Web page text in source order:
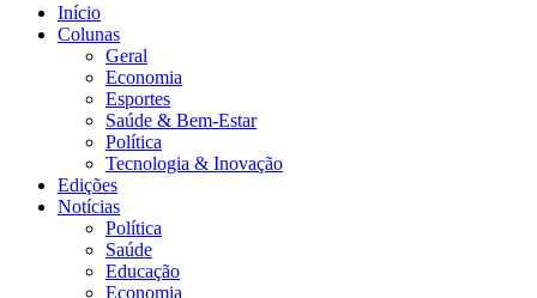
Início
Colunas
Geral
Economia
Esportes
Saúde & Bem-Estar
Política
Tecnologia & Inovação
Edições
Notícias
Política
Saúde
Educação
Economia